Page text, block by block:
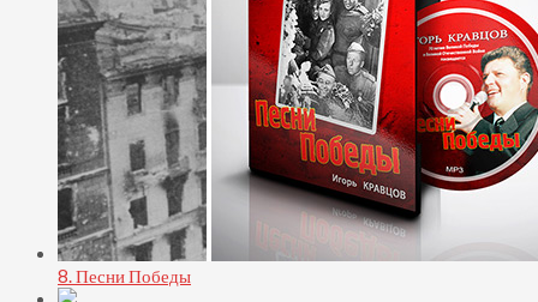
8. Песни Победы